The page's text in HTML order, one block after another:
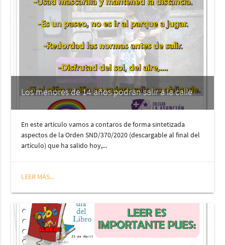
Los menores de 14 años podrán salir a la calle
En este artículo vamos a contaros de forma sintetizada
aspectos de la Orden SND/370/2020 (descargable al final del
artículo) que ha salido hoy,...
LEER MÁS...